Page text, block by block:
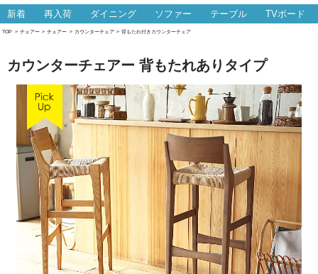
新着 再入荷 ダイニング ソファー テーブル TVボード
TOP > チェアー > チェアー > カウンターチェア > 背もたれ付きカウンターチェア
カウンターチェアー 背もたれありタイプ